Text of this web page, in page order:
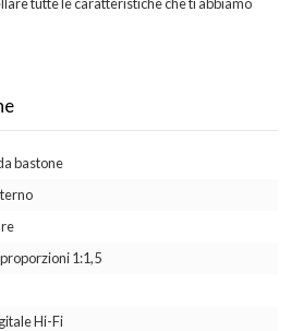
bastone
1:1,5
Hi-Fi